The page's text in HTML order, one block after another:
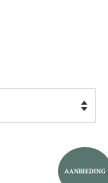
AANBIEDING